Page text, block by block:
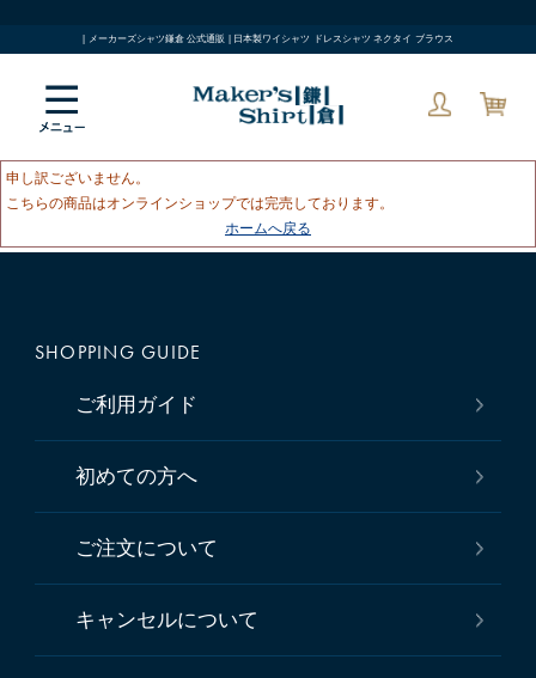
| メーカーズシャツ鎌倉 公式通販 | 日本製ワイシャツ ドレスシャツ ネクタイ ブラウス
申し訳ございません。
こちらの商品はオンラインショップでは完売しております。
ホームへ戻る
SHOPPING GUIDE
ご利用ガイド
初めての方へ
ご注文について
キャンセルについて